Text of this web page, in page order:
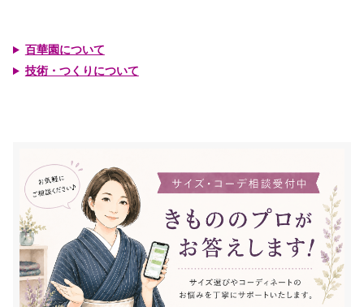
百華園について
技術・つくりについて